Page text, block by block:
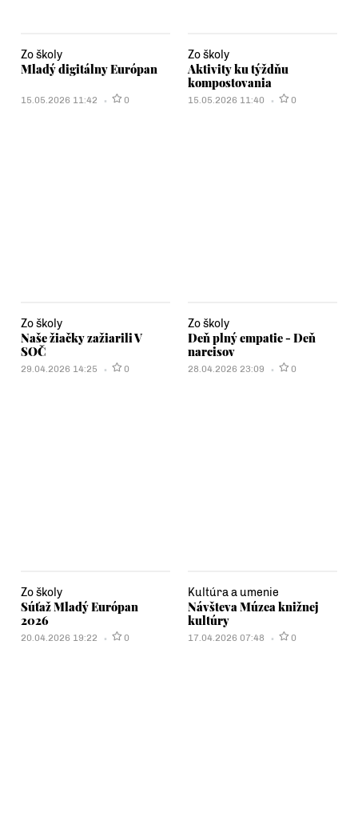
Zo školy
Mladý digitálny Európan
15.05.2026 11:42 0
Zo školy
Aktivity ku týždňu
kompostovania
15.05.2026 11:40 0
Zo školy
Naše žiačky zažiarili V
SOČ
29.04.2026 14:25 0
Zo školy
Deň plný empatie - Deň
narcisov
28.04.2026 23:09 0
Zo školy
Súťaž Mladý Európan
2026
20.04.2026 19:22 0
Kultúra a umenie
Návšteva Múzea knižnej
kultúry
17.04.2026 07:48 0